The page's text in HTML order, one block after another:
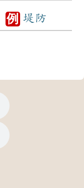
例 堤防